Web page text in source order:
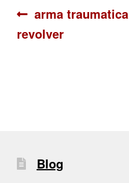
Navegación
de
Anterior:
arma traumatica
revolver
Blog